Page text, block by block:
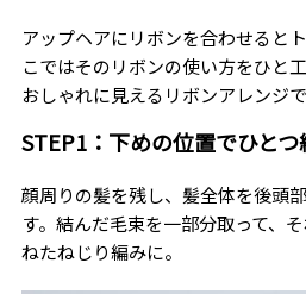
アップヘアにリボンを合わせると
こではそのリボンの使い方をひと
おしゃれに見えるリボンアレンジで
STEP1：下めの位置でひとつ
顔周りの髪を残し、髪全体を後頭
す。結んだ毛束を一部分取って、
ねたねじり編みに。